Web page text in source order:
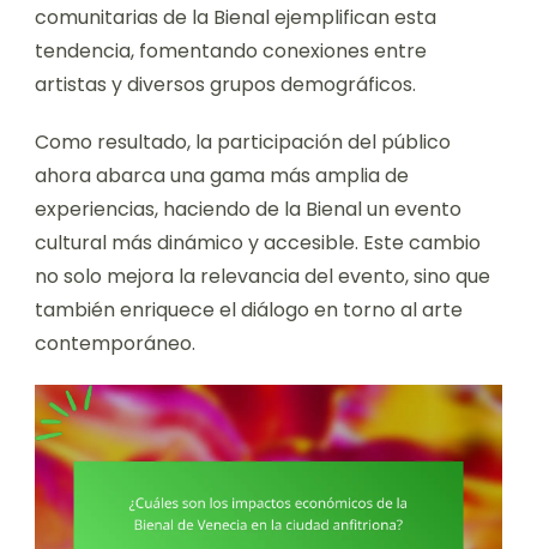
comunitarias de la Bienal ejemplifican esta
tendencia, fomentando conexiones entre
artistas y diversos grupos demográficos.
Como resultado, la participación del público
ahora abarca una gama más amplia de
experiencias, haciendo de la Bienal un evento
cultural más dinámico y accesible. Este cambio
no solo mejora la relevancia del evento, sino que
también enriquece el diálogo en torno al arte
contemporáneo.